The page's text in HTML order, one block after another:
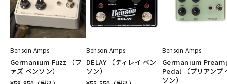
Benson Amps
Germanium Fuzz （フ
ァズ ベンソン）
Benson Amps
DELAY （ディレイ ベン
ソン）
Benson Amps
Germanium
Pedal （プリアンプ
ソン）